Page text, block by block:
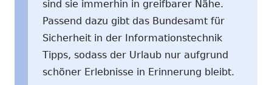
sind sie immerhin in greifbarer Nähe.
Passend dazu gibt das Bundesamt für
Sicherheit in der Informationstechnik
Tipps, sodass der Urlaub nur aufgrund
schöner Erlebnisse in Erinnerung bleibt.